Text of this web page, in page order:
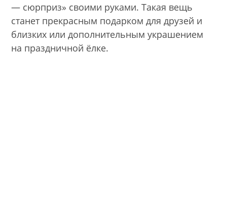
— сюрприз» своими руками. Такая вещь
станет прекрасным подарком для друзей и
близких или дополнительным украшением
на праздничной ёлке.